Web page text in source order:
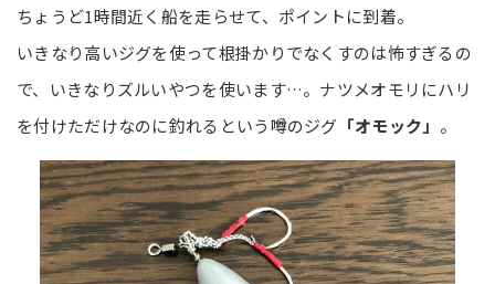
ちょうど1時間近く船を走らせて、ポイントに到着。
いきなり高いジグを使って根掛かりでなくすのは怖すぎるの
で、いきなりズルいやつを使います…。ナツメオモリにハリ
を付けただけなのに釣れるという噂のジグ 「オモック」 。